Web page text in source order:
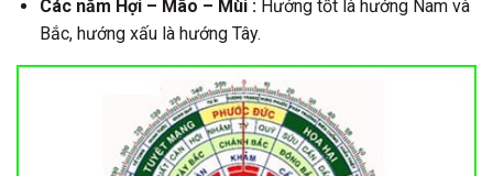
Các năm Hợi – Mão – Mùi :Hướng tốt là hướng Nam và
Bắc, hướng xấu là hướng Tây.